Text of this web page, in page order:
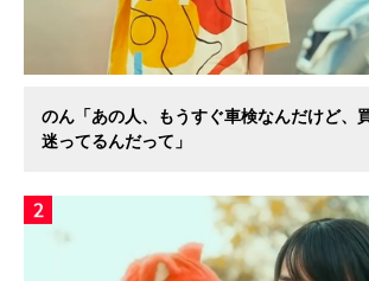
のん「あの人、もうすぐ車検なんだけど、
迷ってるんだって」